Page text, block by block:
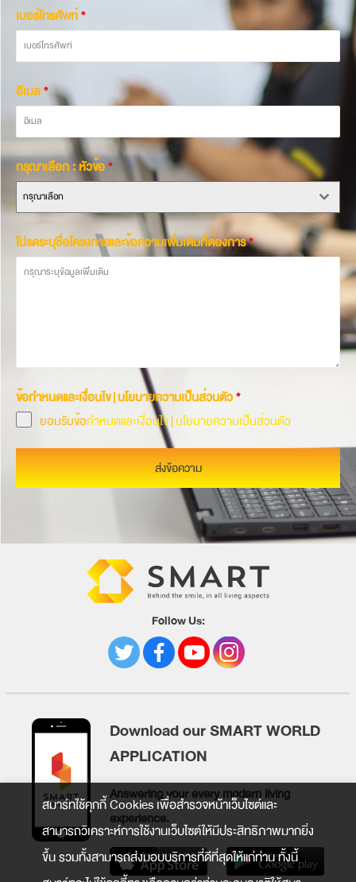
เบอร์โทรศัพท์*
อีเมล*
กรุณาเลือก : หัวข้อ*
กรุณาเลือก
โปรดระบุชื่อโครงการและข้อความเพิ่มเติมที่ต้องการ*
ข้อกำหนดและเงื่อนไข | นโยบายความเป็นส่วนตัว*
ยอมรับข้อกำหนดและเงื่อนไข|นโยบายความเป็นส่วนตัว
ส่งข้อความ
สมาร์ทใช้คุกกี้ Cookies เพื่อสำรวจหน้าเว็บไซต์และ
สามารถวิเคราะห์การใช้งานเว็บไซต์ให้มีประสิทธิภาพมากยิ่ง
ขึ้น รวมทั้งสามารถส่งมอบบริการที่ดีที่สุดให้แก่ท่าน ทั้งนี้
Follow Us:
Download our SMART WORLD
APPLICATION
Answering your every modern living
experience.